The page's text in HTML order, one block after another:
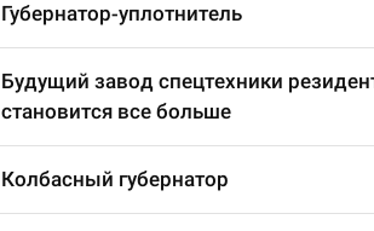
Губернатор-уплотнитель
Будущий завод спецтехники
становится все больше
Колбасный губернатор